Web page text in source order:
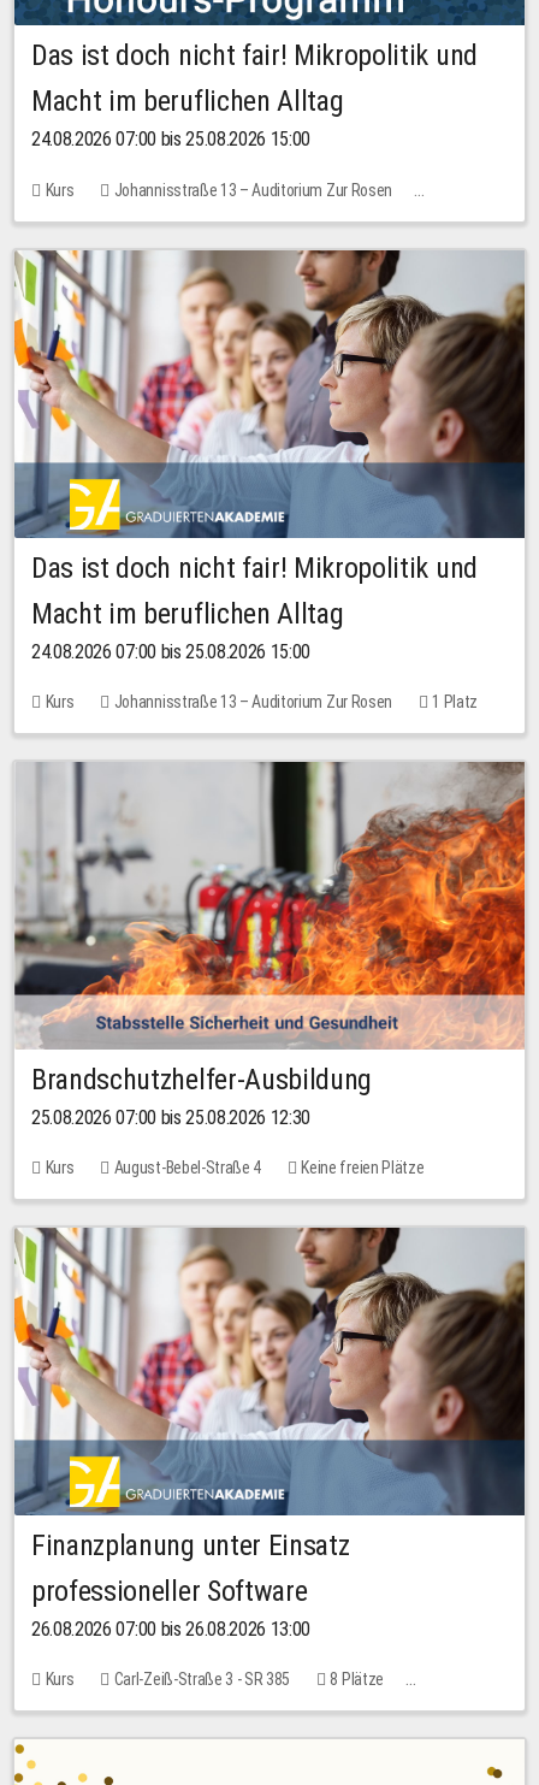
Das ist doch nicht fair! Mikropolitik und
Macht im beruflichen Alltag
24.08.2026 07:00 bis 25.08.2026 15:00
Kurs
Johannisstraße 13 – Auditorium Zur Rosen
Keine freien Plätze
Das ist doch nicht fair! Mikropolitik und
Macht im beruflichen Alltag
24.08.2026 07:00 bis 25.08.2026 15:00
Kurs Johannisstraße 13 – Auditorium Zur Rosen
1 Platz
30,00 EUR
Brandschutzhelfer-Ausbildung
25.08.2026 07:00 bis 25.08.2026 12:30
Kurs August-Bebel-Straße 4 Keine freien Plätze
Finanzplanung unter Einsatz
professioneller Software
26.08.2026 07:00 bis 26.08.2026 13:00
Kurs Carl-Zeiß-Straße 3 - SR 385
8 Plätze
20,00 EUR